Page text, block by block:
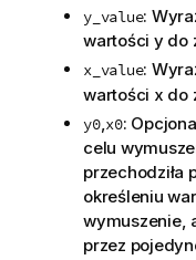
y_value:
wartości ydo
x_value:
wartości x do
y0,x0:
celu
przechodziła
określeniu
wymuszenie,
przez